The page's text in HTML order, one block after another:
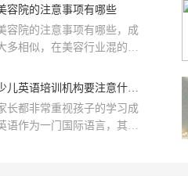
或者富人更是关注自己的外
想开美容院加盟店店的朋友
结一个问题，那就是我没经
牌可以帮助加盟者快速赢
以让客户得到百分的满意。
容院加盟品牌，纯中药面部
容院的注意事项有哪些
容院的注意事项有哪些，成
多相似，在美容行业混的顺
，最重要的就是做好市场分
题而导致经营不下去。新手
选择雅致轩，纯中药项目，
开一家少儿英语培训机构要注意什么？选择注意事项
长都非常重视孩子的学习成
语作为一门国际语言，其重